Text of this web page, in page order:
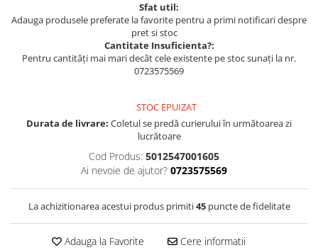
Sfat util:
Adauga produsele preferate la favorite pentru a primi notificari despre
pret si stoc
Cantitate Insuficienta?:
Pentru cantități mai mari decât cele existente pe stoc sunați la nr.
0723575569
STOC EPUIZAT
Durata de livrare: Coletul se predă curierului în următoarea zi
lucrătoare
Cod Produs: 5012547001605
Ai nevoie de ajutor? 0723575569
La achizitionarea acestui produs primiti45puncte de fidelitate
Adauga la Favorite Cere informatii